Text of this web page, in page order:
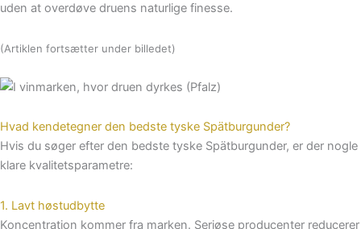
uden at overdøve druens naturlige finesse.
(Artiklen fortsætter under billedet)
Hvad kendetegner den bedste tyske Spätburgunder?
Hvis du søger efter den bedste tyske Spätburgunder, er der nogle
klare kvalitetsparametre:
1. Lavt høstudbytte
Koncentration kommer fra marken. Seriøse producenter reducerer